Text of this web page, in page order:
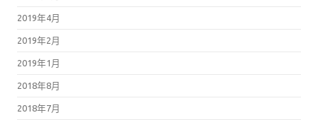
2019年4月
2019年2月
2019年1月
2018年8月
2018年7月